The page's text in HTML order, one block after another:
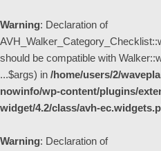
Warning: Declaration of
should be compatible with
...$args) in /home/users/2/
nowinfo/wp-content/plugins/
widget/4.2/class/avh-
Warning: Declaration of